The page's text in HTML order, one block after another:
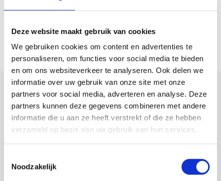
Deze website maakt gebruik van cookies
We gebruiken cookies om content en advertenties te
personaliseren, om functies voor social media te bieden
en om ons websiteverkeer te analyseren. Ook delen we
informatie over uw gebruik van onze site met onze
partners voor social media, adverteren en analyse. Deze
partners kunnen deze gegevens combineren met andere
informatie die u aan ze heeft verstrekt of die ze hebben
verzameld op basis van uw gebruik van hun services.
Noodzakelijk
Bekijk ook eens
Ontdek de rest van de regio! Bekijk de andere websites om
heeft.